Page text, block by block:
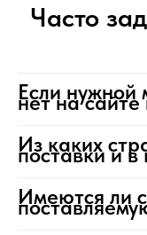
Часто
Если
нет на
Из каких
поставки и
Имеются ли